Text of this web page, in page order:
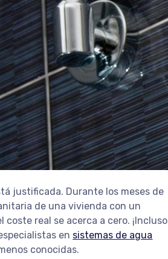
justificada. Durante los meses de
de una vivienda con un
real se acerca a cero. ¡Incluso
en sistemas de agua
conocidas.